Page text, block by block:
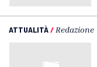
ATTUALITÀ/ Redazione